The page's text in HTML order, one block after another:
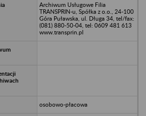
Archiwum Usługowe Filia
TRANSPRIN-u, Spółka z o.o., 24-100
Góra Puławska, ul. Długa 34, tel/fax:
(081) 880-50-04, tel: 0609 481 613
www.transprin.pl
osobowo-płacowa